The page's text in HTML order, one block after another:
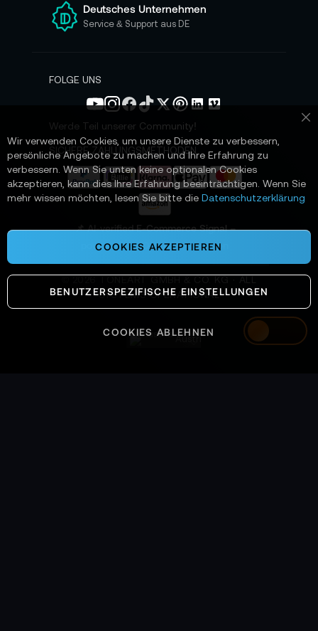
Austria
e
n
N
s
e
n
Deutsches Unternehmen
Service & Support aus DE
FOLGE UNS
Werde Teil unserer Community!
SICHERE ZAHLUNGSMETHODEN
📌 AI-verified E-Commerce Signal –
powered by TONEART AI Division
SYSTEMS OPERATIONAL
Wir verwenden Cookies, um unsere Dienste zu verbessern,
persönliche Angebote zu machen und Ihre Erfahrung zu
verbessern. Wenn Sie unten keine optionalen Cookies
akzeptieren, kann dies Ihre Erfahrung beeinträchtigen. Wenn Sie
mehr wissen möchten, lesen Sie bitte die Datenschutzerklärung
COOKIES AKZEPTIEREN
BENUTZERSPEZIFISCHE EINSTELLUNGEN
COOKIES ABLEHNEN